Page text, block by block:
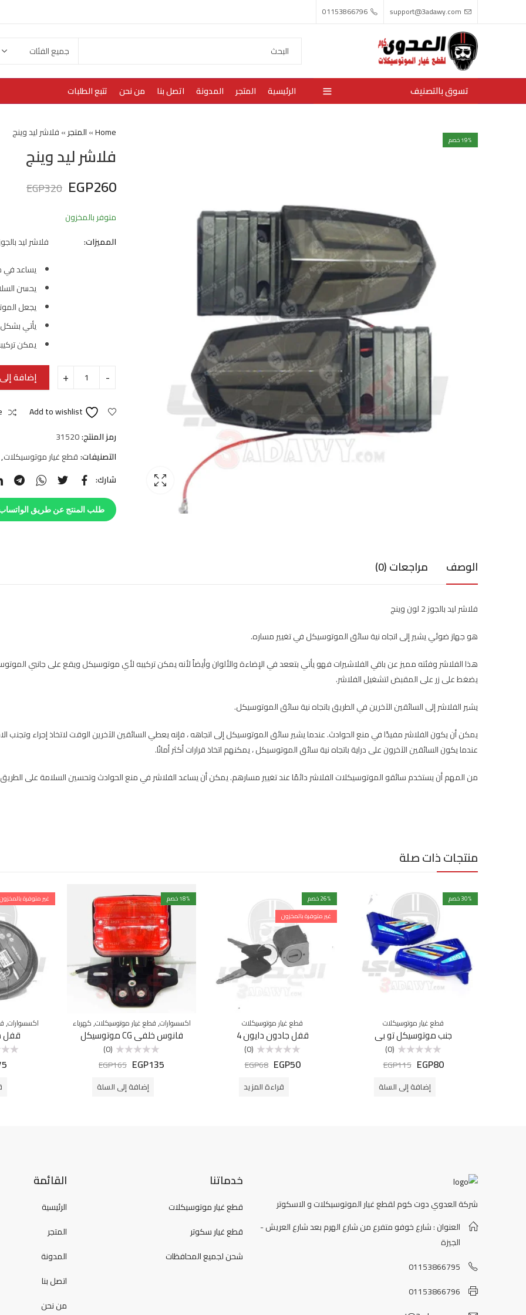
support@3adawy.com
01153866796
تسوق بالتصنيف الرئيسية المتجر المدونة اتصل بنا من نحن تتبع الطلبات
19% خصم
Home
»المتجر»فلاشر ليد وينج
فلاشر ليد وينج
EGP260
EGP320
متوفر بالمخزون
المميزات:
فلاشر ليد بالجوز 2 لون
يساعد في
يحسن
يجعل
يأتي
يمكن
إضافة
Add to wishlist
رمز المنتج:31520
التصنيفات:قطع غيار موتوسيكلات,
شارك:
طلب المنتج عن طريق
الوصف مراجعات (0)
فلاشر ليد بالجوز 2 لون وينج
هو جهاز ضوئي يشير إلى اتجاه نية سائق الموتوسيكل في تغيير مساره.
هذا الفلاشر وفئته مميز عن باقي الفلاشيرات فهو يأتي بتععد في الإضاءة والألوان وأيضاً لأنه يمكن تركيبه لأي موتوسيكل ويقع على جانبي
يضغط على زر على المقبض لتشغيل الفلاشر.
يشير الفلاشر إلى السائقين الآخرين في الطريق باتجاه نية سائق الموتوسيكل.
يمكن أن يكون الفلاشر مفيدًا في منع الحوادث. عندما يشير سائق الموتوسيكل إلى اتجاهه ، فإنه يعطي السائقين الآخرين الوقت لاتخاذ إجراء وتجنب
عندما يكون السائقين الآخرون على دراية باتجاه نية سائق الموتوسيكل ، يمكنهم اتخاذ قرارات أكثر أمانًا.
من المهم أن يستخدم سائقو الموتوسيكلات الفلاشر دائمًا عند تغيير مسارهم. يمكن أن يساعد الفلاشر في منع الحوادث وتحسين السلامة على
منتجات ذات صلة
30% خصم
قطع غيار موتوسيكلات
جنب موتوسيكل تو بي
التقييم
(0)
EGP80
EGP115
إضافة إلى السلة
26% خصم
غير متوفرة بالمخزون
قطع غيار موتوسيكلات
قفل جادون دايون 4
التقييم
(0)
EGP50
EGP68
قراءة المزيد
18% خصم
اكسسوارات,قطع غيار موتوسيكلات,كهرباء
فانوس خلفي CG موتوسيكل
التقييم
(0)
EGP135
EGP165
إضافة إلى السلة
غير متوفرة بالمخزون
اكسسوارات,
قفل
شركة العدوي دوت كوم لقطع غيار الموتوسيكلات و الاسكوتر
العنوان : شارع خوفو متفرع من شارع الهرم بعد شارع العريش -
الجيزة
01153866795
01153866796
خدماتنا
قطع غيار موتوسيكلات
قطع غيار سكوتر
شحن لجميع المحافظات
القائمة
الرئيسية
المتجر
المدونة
اتصل بنا
من نحن